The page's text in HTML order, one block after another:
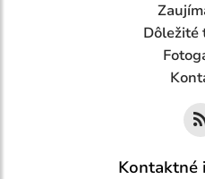
Dôležité
Kontaktné